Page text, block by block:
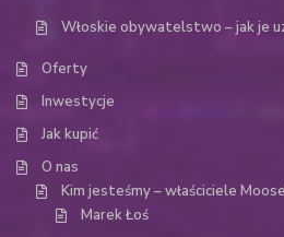
Włoskie obywatelstwo – jak je
Oferty
Inwestycje
Jak kupić
O nas
Kim jesteśmy – właściciele
Marek Łoś